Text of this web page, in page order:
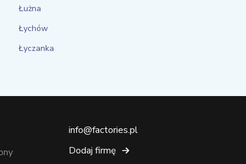
Łużna
Łychów
Łyczanka
info@factories.pl
Dodaj firmę